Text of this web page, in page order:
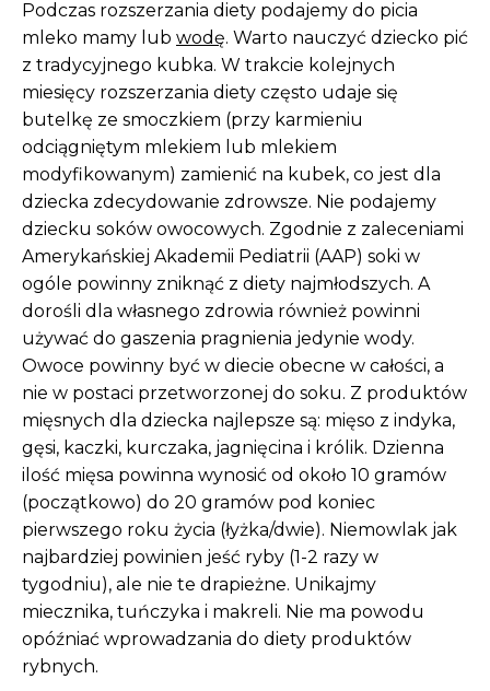
Podczas rozszerzania diety podajemy do picia
mleko mamy lub wodę. Warto nauczyć dziecko pić
z tradycyjnego kubka. W trakcie kolejnych
miesięcy rozszerzania diety często udaje się
butelkę ze smoczkiem (przy karmieniu
odciągniętym mlekiem lub mlekiem
modyfikowanym) zamienić na kubek, co jest dla
dziecka zdecydowanie zdrowsze. Nie podajemy
dziecku soków owocowych. Zgodnie z zaleceniami
Amerykańskiej Akademii Pediatrii (AAP) soki w
ogóle powinny zniknąć z diety najmłodszych. A
dorośli dla własnego zdrowia również powinni
używać do gaszenia pragnienia jedynie wody.
Owoce powinny być w diecie obecne w całości, a
nie w postaci przetworzonej do soku. Z produktów
mięsnych dla dziecka najlepsze są: mięso z indyka,
gęsi, kaczki, kurczaka, jagnięcina i królik. Dzienna
ilość mięsa powinna wynosić od około 10 gramów
(początkowo) do 20 gramów pod koniec
pierwszego roku życia (łyżka/dwie). Niemowlak jak
najbardziej powinien jeść ryby (1-2 razy w
tygodniu), ale nie te drapieżne. Unikajmy
miecznika, tuńczyka i makreli. Nie ma powodu
opóźniać wprowadzania do diety produktów
rybnych.